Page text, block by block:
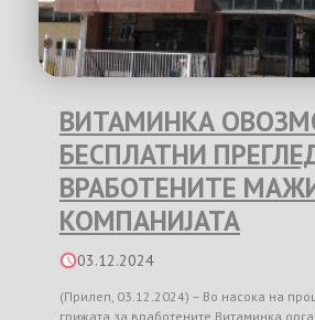
ВИТАМИНКА
БЕСПЛАТНИ
ВРАБОТЕНИТЕ
КОМПАНИЈАТА
03.12.2024
(Прилеп, 03.12.2024) – Во насока на
грижата за вработените Витаминка